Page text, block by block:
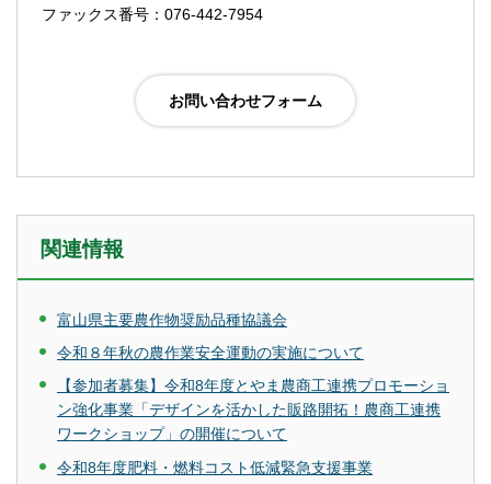
ファックス番号：076-442-7954
関連情報
富山県主要農作物奨励品種協議会
令和８年秋の農作業安全運動の実施について
【参加者募集】令和8年度とやま農商工連携プロモーショ
ン強化事業「デザインを活かした販路開拓！農商工連携
ワークショップ」の開催について
令和8年度肥料・燃料コスト低減緊急支援事業